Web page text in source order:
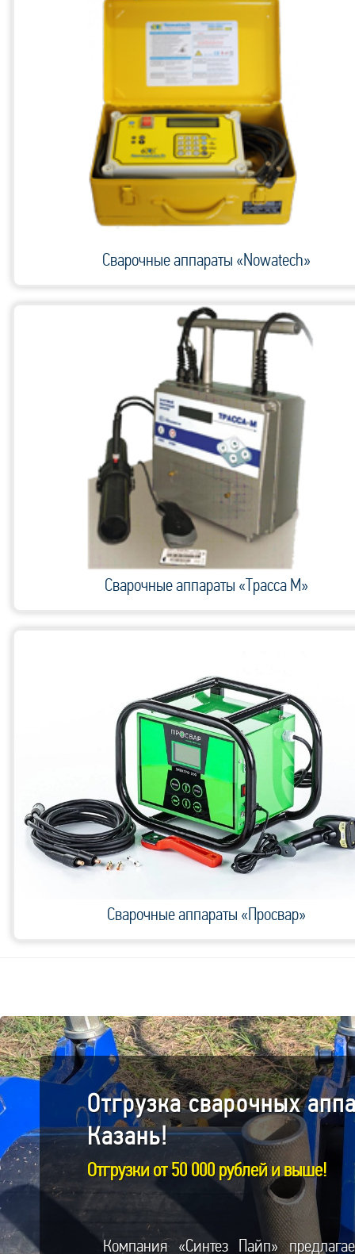
Сварочные аппараты «Nowatech»
Сварочные аппараты «Трасса М»
Сварочные аппараты «Просвар»
Отгрузка cварочных
Казань!
Отгрузки от 50 000 рублей и выше!
Компания «Синтез Пайп»